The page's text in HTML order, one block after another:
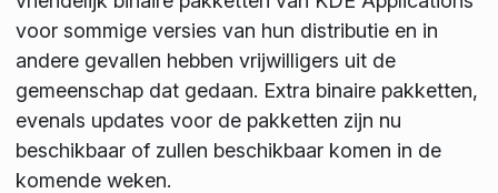
voor sommige versies van hun distributie en in
andere gevallen hebben vrijwilligers uit de
gemeenschap dat gedaan. Extra binaire pakketten,
evenals updates voor de pakketten zijn nu
beschikbaar of zullen beschikbaar komen in de
komende weken.